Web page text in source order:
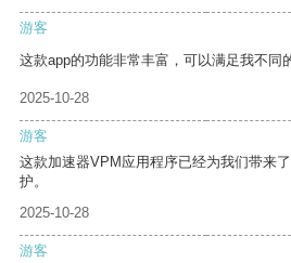
游客
这款app的功能非常丰富，可以满足我不同
2025-10-28
游客
这款加速器VPM应用程序已经为我们带来
护。
2025-10-28
游客